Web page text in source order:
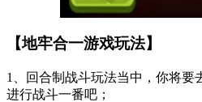
【地牢合一游戏玩法】
1、回合制战斗玩法当中，你将要
进行战斗一番吧；